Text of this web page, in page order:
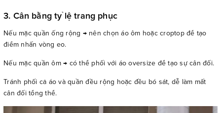
3. Cân bằng tỷ lệ trang phục
Nếu mặc quần ống rộng → nên chọn áo ôm hoặc croptop để tạo
điểm nhấn vòng eo.
Nếu mặc quần ôm → có thể phối với áo oversize để tạo sự cân đối.
Tránh phối cả áo và quần đều rộng hoặc đều bó sát, dễ làm mất
cân đối tổng thể.